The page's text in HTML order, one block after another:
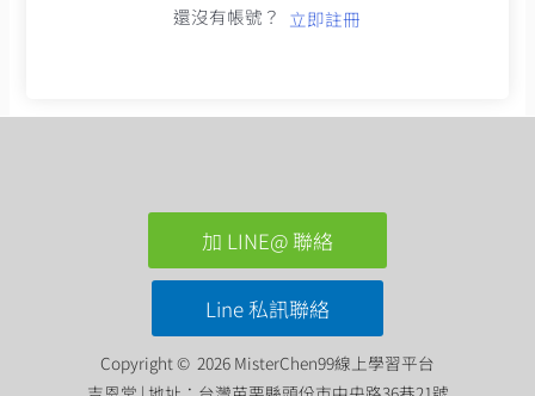
還沒有帳號？ 立即註冊
加 LINE@ 聯絡
Line 私訊聯絡
Copyright © 2026 MisterChen99線上學習平台